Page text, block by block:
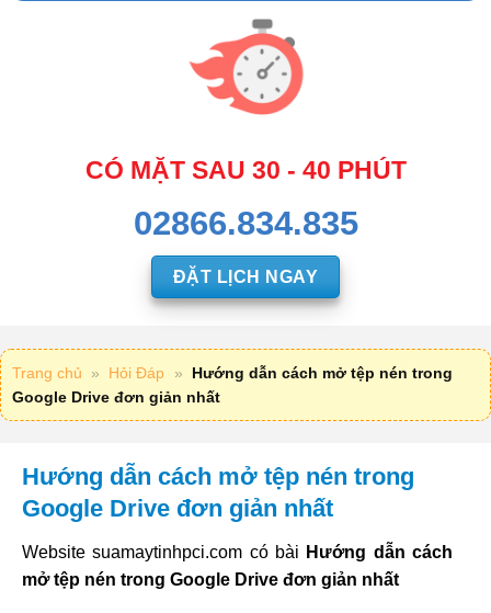
CÓ MẶT SAU 30 - 40 PHÚT
02866.834.835
ĐẶT LỊCH NGAY
Trang chủ » Hỏi Đáp »
Hướng dẫn cách mở tệp nén trong
Google Drive đơn giản nhất
Hướng dẫn cách mở tệp nén trong
Google Drive đơn giản nhất
Website suamaytinhpci.com có bài Hướng dẫn cách
mở tệp nén trong Google Drive đơn giản nhất